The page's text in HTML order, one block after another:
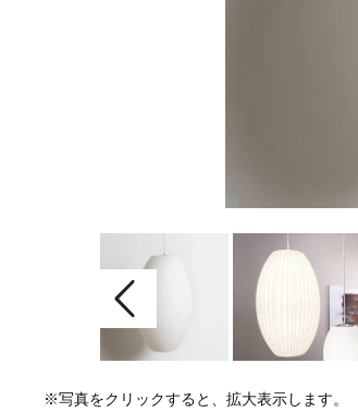
※写真をクリックすると、拡大表示します。